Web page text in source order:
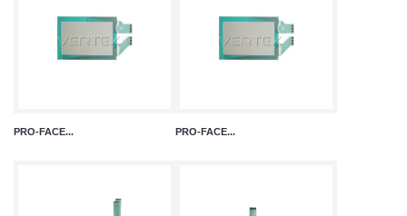
PRO-FACE... PRO-FACE...